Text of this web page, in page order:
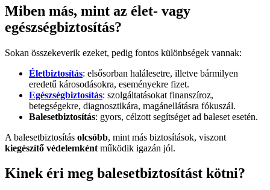
Miben más, mint az élet- vagy
egészségbiztosítás?
Sokan összekeverik ezeket, pedig fontos különbségek vannak:
Életbiztosítás: elsősorban halálesetre, illetve bármilyen
eredetű károsodásokra, eseményekre fizet.
Egészségbiztosítás: szolgáltatásokat finanszíroz,
betegségekre, diagnosztikára, magánellátásra fókuszál.
Balesetbiztosítás: gyors, célzott segítséget ad baleset esetén.
A balesetbiztosítás olcsóbb, mint más biztosítások, viszont
kiegészítő védelemként működik igazán jól.
Kinek éri meg balesetbiztosítást kötni?